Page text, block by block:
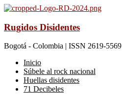
Rugidos Disidentes
Bogotá - Colombia | ISSN 2619-5569
Inicio
Súbele al rock nacional
Huellas disidentes
71 Decibeles